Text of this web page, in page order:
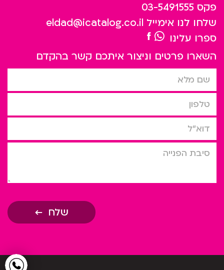
פקס 03-5491555
שלחו לנו אימייל eldad@icatalog.co.il
ספרו עלינו
השארו פרטים וניצור איתכם קשר בהקדם
שם מלא
טלפון
דוא”ל
סיבת הפניה
שלח